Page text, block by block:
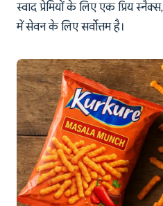
स्वाद प्रेमियों के लिए एक प्रिय
में सेवन के लिए सर्वोत्तम है।